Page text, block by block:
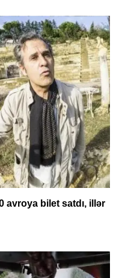
avroya bilet satdı, illər